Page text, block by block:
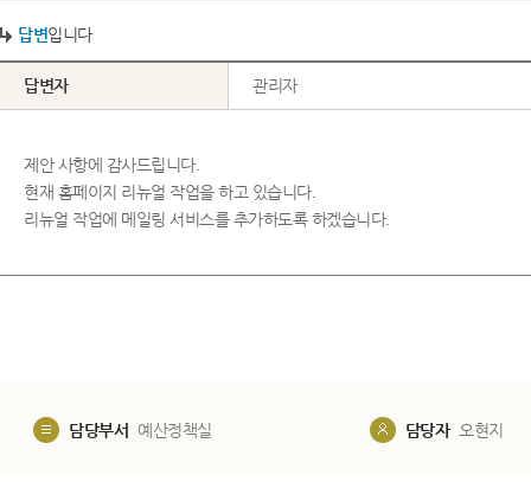
답변입니다
답변자 관리자
제안 사항에 감사드립니다.
현재 홈페이지 리뉴얼 작업을 하고 있습니다.
리뉴얼 작업에 메일링 서비스를 추가하도록 하겠습니다.
담당부서 예산정책실 담당자 오현지